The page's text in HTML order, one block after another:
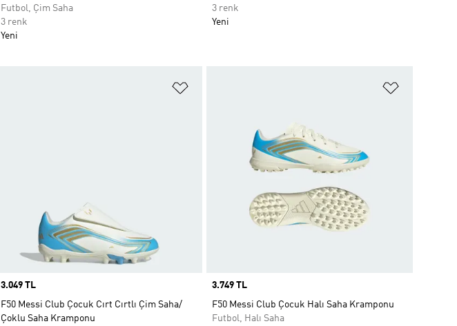
Futbol, Çim Saha
3 renk
Yeni
3 renk
Yeni
Price
3.049 TL
F50 Messi Club Çocuk Cırt Cırtlı Çim Saha/
Çoklu Saha Kramponu
Price
3.749 TL
F50 Messi Club Çocuk Halı Saha Kramponu
Futbol, Halı Saha